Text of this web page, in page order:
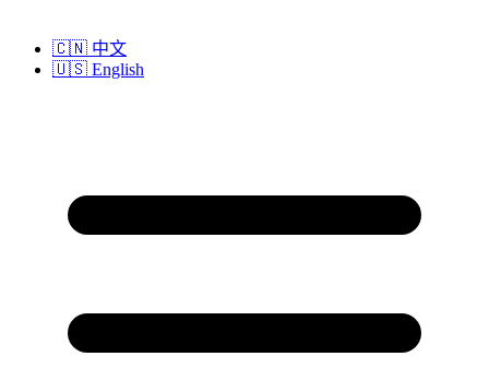
🇨🇳 中文
🇺🇸 English